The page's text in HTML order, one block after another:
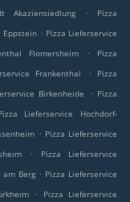
Akaziensiedlung .
Pizza
Eppstein . Pizza Lieferservice
Flomersheim .
Pizza
Frankenthal .
Pizza
Birkenheide . Pizza
Lieferservice Hochdorf-
. Pizza Lieferservice
.
Pizza Lieferservice
am Berg . Pizza Lieferservice
. Pizza Lieferservice